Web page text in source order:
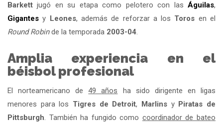
Barkett jugó en su etapa como pelotero con las Águilas,
Gigantes y Leones, además de reforzar a los Toros en el
Round Robinde la temporada 2003-04.
Amplia experiencia en el
béisbol profesional
El norteamericano de49 años ha sido dirigente en ligas
menores para los Tigres de Detroit, Marlins y Piratas de
Pittsburgh. También ha fungido como coordinador de bateo